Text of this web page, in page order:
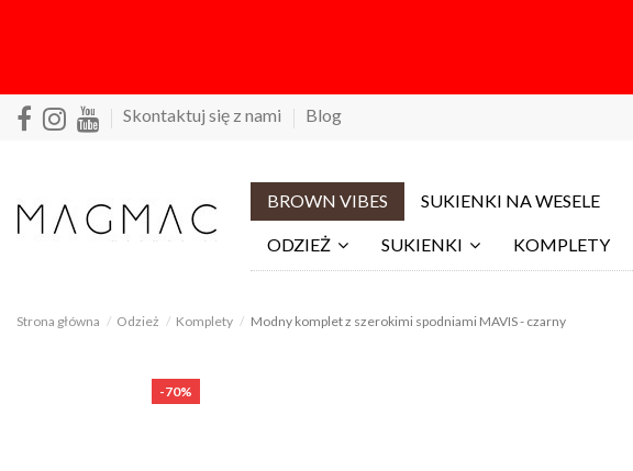
Skontaktuj się z nami Blog
BROWN VIBES SUKIENKI NA WESELE
ODZIEŻ SUKIENKI KOMPLETY
Strona główna Odzież Komplety Modny komplet z szerokimi spodniami MAVIS - czarny
-70%